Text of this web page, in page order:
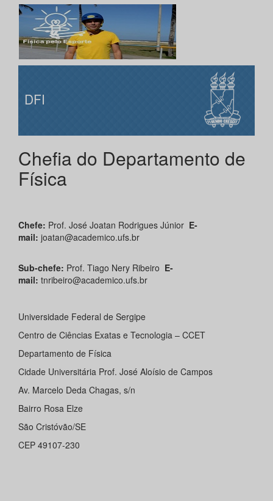
DFI
Chefia do Departamento de
Física
Chefe: Prof. José Joatan Rodrigues Júnior E-
mail: joatan@academico.ufs.br
Sub-chefe: Prof. Tiago Nery Ribeiro E-
mail: tnribeiro@academico.ufs.br
Universidade Federal de Sergipe
Centro de Ciências Exatas e Tecnologia – CCET
Departamento de Fí­sica
Cidade Universitária Prof. José Aloísio de Campos
Av. Marcelo Deda Chagas, s/n
Bairro Rosa Elze
São Cristóvão/SE
CEP 49107-230